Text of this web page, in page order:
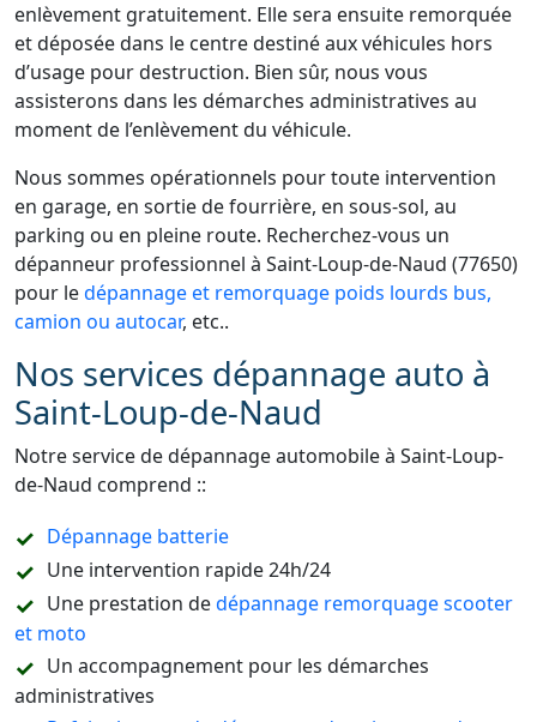
enlèvement gratuitement. Elle sera ensuite remorquée
et déposée dans le centre destiné aux véhicules hors
d’usage pour destruction. Bien sûr, nous vous
assisterons dans les démarches administratives au
moment de l’enlèvement du véhicule.
Nous sommes opérationnels pour toute intervention
en garage, en sortie de fourrière, en sous-sol, au
parking ou en pleine route. Recherchez-vous un
dépanneur professionnel à Saint-Loup-de-Naud (77650)
pour ledépannage et remorquage poids lourds bus,
camion ou autocar, etc..
Nos services dépannage auto à
Saint-Loup-de-Naud
Notre service de dépannage automobile à Saint-Loup-
de-Naud comprend ::
Dépannage batterie
Une intervention rapide 24h/24
Une prestation dedépannage remorquage scooter
et moto
Un accompagnement pour les démarches
administratives